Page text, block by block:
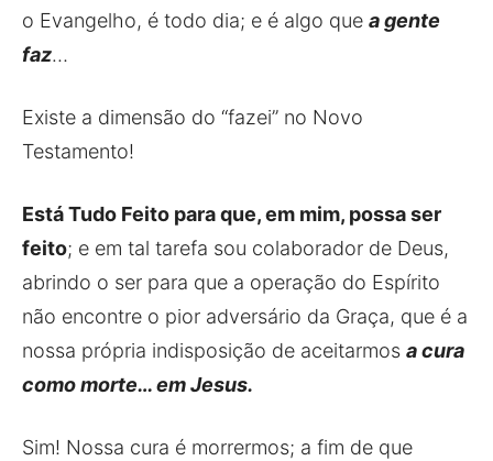
o Evangelho, é todo dia; e é algo que a gente
faz…
Existe a dimensão do “fazei” no Novo
Testamento!
Está Tudo Feito para que, em mim, possa ser
feito; e em tal tarefa sou colaborador de Deus,
abrindo o ser para que a operação do Espírito
não encontre o pior adversário da Graça, que é a
nossa própria indisposição de aceitarmos a cura
como morte… em Jesus.
Sim! Nossa cura é morrermos; a fim de que